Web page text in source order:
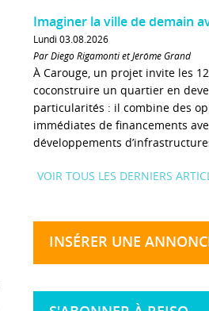
Imaginer la ville de demain
Lundi 03.08.2026
Par Diego Rigamonti et Jérôme Grand
À Carouge, un projet invite les
coconstruire un quartier en
particularités : il combine des
immédiates de financements
développements
VOIR TOUS LES DERNIERS
INSÉRER UNE